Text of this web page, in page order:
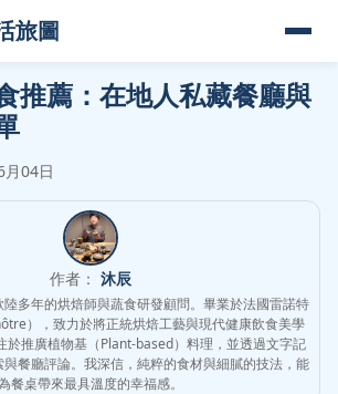
旅圖
推薦：在地人私藏餐廳與
04日
作者： 沐辰
多年的烘焙師與蔬食研發顧問。畢業於法國雷諾特
），致力於將正統烘焙工藝與現代健康飲食美學
於推廣植物基（Plant-based）料理，並透過文字記
餐廳評論。我深信，純粹的食材與細膩的技法，能
餐桌帶來最具溫度的幸福感。